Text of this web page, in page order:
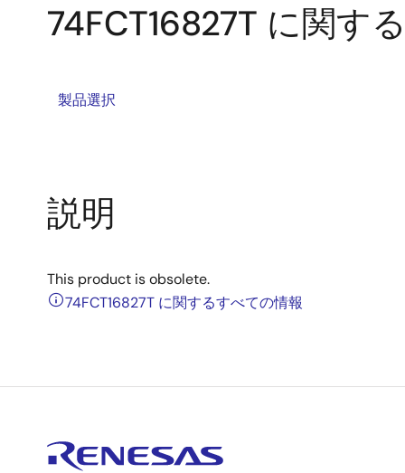
74FCT16827T に関す
製品選択
説明
This product is obsolete.
74FCT16827T に関するすべての情報